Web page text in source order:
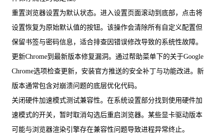
重置浏览器设置为默认状态。进入设置页面滚动到底部，点击将
设置恢复为原始默认值的按钮。该操作会清除所有自定义配置但
保留书签与密码信息，适合排查因错误修改导致的系统性故障。
更新Chrome到最新版本修复漏洞。通过帮助菜单下的关于Google
Chrome选项检查更新，安装官方推送的安全补丁与功能改进。新
版本通常包含对崩溃问题的底层优化代码。
关闭硬件加速模式测试兼容性。在系统设置部分找到使用硬件加
速模式的开关，暂时取消勾选后重启浏览器。某些显卡驱动版本
可能与浏览器渲染引擎存在兼容性问题导致进程异常终止。